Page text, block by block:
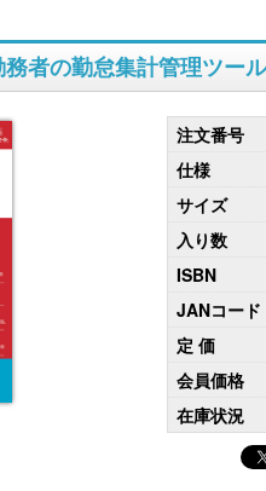
者の勤怠集計管理ツール
注文番号
仕様
サイズ
入り数
ISBN
JANコード
定 価
会員価格
在庫状況
前産後休業・育
管理
社会保険労務
ンプラ